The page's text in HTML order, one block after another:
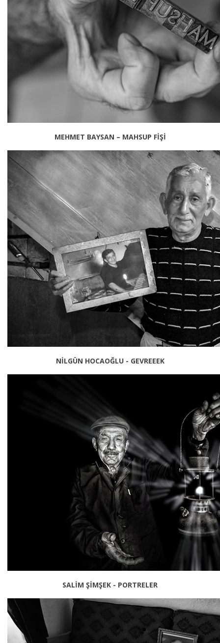
MEHMET BAYSAN – MAHSUP FİŞİ
NİLGÜN HOCAOĞLU - GEVREEEK
SALİM ŞİMŞEK - PORTRELER